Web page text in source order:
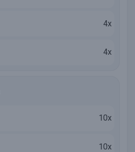
4x
4x
10x
10x